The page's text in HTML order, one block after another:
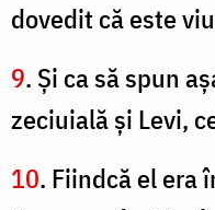
dovedit că este
9. Şi ca să spun
zeciuială şi Levi,
10. Fiindcă el era